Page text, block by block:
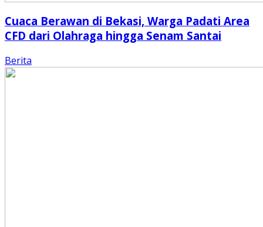
Cuaca Berawan di Bekasi, Warga Padati Area
CFD dari Olahraga hingga Senam Santai
Berita